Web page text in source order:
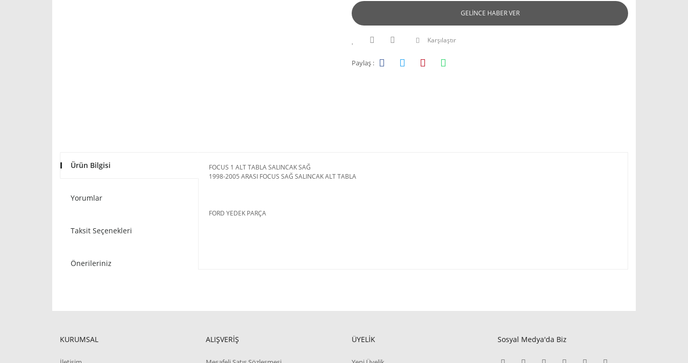
GELİNCE HABER VER
Karşılaştır
Paylaş :
Ürün Bilgisi
Yorumlar
Taksit Seçenekleri
Önerileriniz
FOCUS 1 ALT TABLA SALINCAK SAĞ
1998-2005 ARASI FOCUS SAĞ SALINCAK ALT TABLA
FORD YEDEK PARÇA
KURUMSAL ALIŞVERİŞ ÜYELİK Sosyal Medya'da Biz